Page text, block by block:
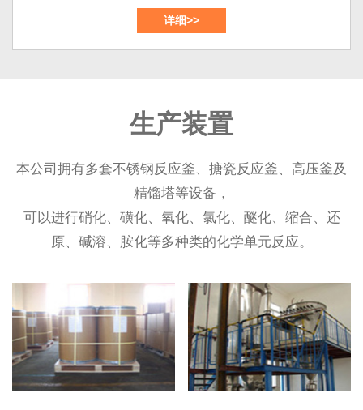
联苯项目、年产1500吨的1,2-苯并异噻唑啉-3-酮（BIT）项
目，年产700吨的3,5-二氯苯甲酰氯项目，年产1000吨间苯二
详细>>
生产装置
本公司拥有多套不锈钢反应釜、搪瓷反应釜、高压釜及
精馏塔等设备，
可以进行硝化、磺化、氧化、氯化、醚化、缩合、还
原、碱溶、胺化等多种类的化学单元反应。